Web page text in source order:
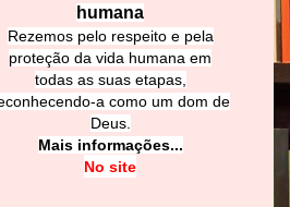
humana
Rezemos pelo respeito e pela
proteção da vida humana em
todas as suas etapas,
a como um dom de
Deus.
Mais informações...
No site